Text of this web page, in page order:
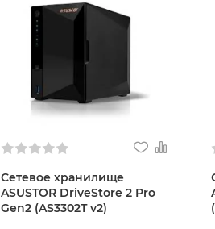
Сетевое хранилище
ASUSTOR DriveStore 2 Pro
Gen2 (AS3302T v2)